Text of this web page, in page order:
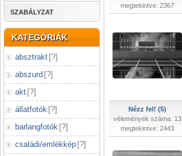
SZABÁLYZAT
KATEGÓRIÁK
absztrakt [?]
abszurd [?]
akt [?]
állatfotók [?]
barlangfotók [?]
családi/emlékkép [?]
megtekintve: 2367
Nézz fel! (5)
vélemények száma: 13
megtekintve: 2443